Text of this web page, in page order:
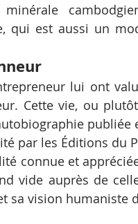
qui est aussi un
lui ont
Cette vie, ou
publiée
par les Éditions du
connue et
vide auprès de
sa vision humaniste